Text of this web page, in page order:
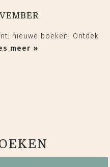
nieuwe boeken! Ontdek
meer »